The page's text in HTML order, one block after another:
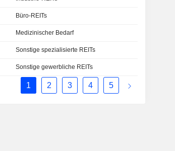
Büro-REITs
Medizinischer Bedarf
Sonstige spezialisierte REITs
Sonstige gewerbliche REITs
1 2 3 4 5